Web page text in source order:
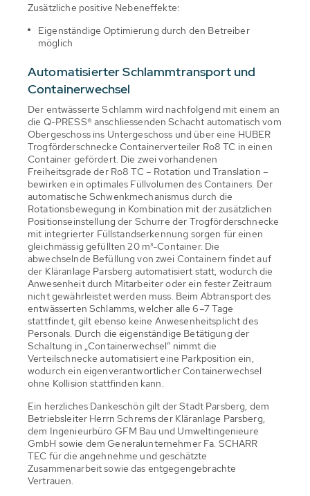
Zusätzliche positive Nebeneffekte:
Eigenständige Optimierung durch den Betreiber
möglich
Automatisierter Schlammtransport und
Containerwechsel
Der entwässerte Schlamm wird nachfolgend mit einem an
die Q-PRESS® anschliessenden Schacht automatisch vom
Obergeschoss ins Untergeschoss und über eine HUBER
Trogförderschnecke Containerverteiler Ro8 TC in einen
Container gefördert. Die zwei vorhandenen
Freiheitsgrade der Ro8 TC – Rotation und Translation –
bewirken ein optimales Füllvolumen des Containers. Der
automatische Schwenkmechanismus durch die
Rotationsbewegung in Kombination mit der zusätzlichen
Positionseinstellung der Schurre der Trogförderschnecke
mit integrierter Füllstandserkennung sorgen für einen
gleichmässig gefüllten 20 m³-Container. Die
abwechselnde Befüllung von zwei Containern findet auf
der Kläranlage Parsberg automatisiert statt, wodurch die
Anwesenheit durch Mitarbeiter oder ein fester Zeitraum
nicht gewährleistet werden muss. Beim Abtransport des
entwässerten Schlamms, welcher alle 6–7 Tage
stattfindet, gilt ebenso keine Anwesenheitsplicht des
Personals. Durch die eigenständige Betätigung der
Schaltung in „Containerwechsel“ nimmt die
Verteilschnecke automatisiert eine Parkposition ein,
wodurch ein eigenverantwortlicher Containerwechsel
ohne Kollision stattfinden kann.
Ein herzliches Dankeschön gilt der Stadt Parsberg, dem
Betriebsleiter Herrn Schrems der Kläranlage Parsberg,
dem Ingenieurbüro GFM Bau und Umweltingenieure
GmbH sowie dem Generalunternehmer Fa. SCHARR
TEC für die angehnehme und geschätzte
Zusammenarbeit sowie das entgegengebrachte
Vertrauen.